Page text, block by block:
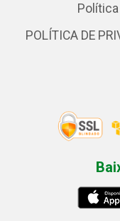
POLÍTICA DE